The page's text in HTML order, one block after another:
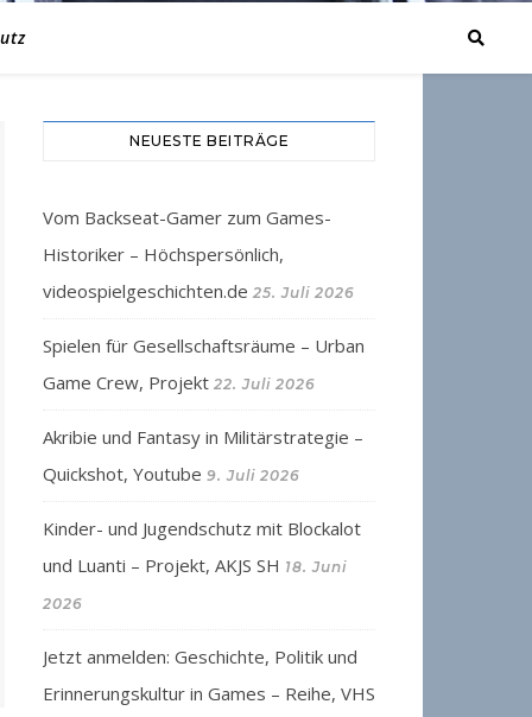
NEUESTE BEITRÄGE
Vom Backseat-Gamer zum Games-
Historiker – Höchspersönlich,
videospielgeschichten.de 25. Juli 2026
Spielen für Gesellschaftsräume – Urban
Game Crew, Projekt 22. Juli 2026
Akribie und Fantasy in Militärstrategie –
Quickshot, Youtube 9. Juli 2026
Kinder- und Jugendschutz mit Blockalot
und Luanti – Projekt, AKJS SH 18. Juni
2026
Jetzt anmelden: Geschichte, Politik und
Erinnerungskultur in Games – Reihe, VHS